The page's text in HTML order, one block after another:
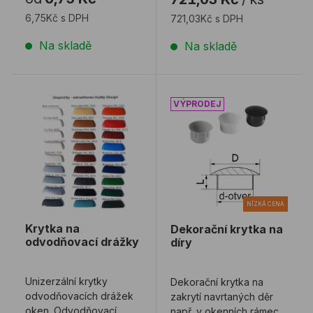
6,75Kč s DPH
Na skladě
721,03Kč s DPH
Na skladě
Krytka na odvodňovací drážky
Krytka na
odvodňovací drážky
Unizerzální krytky
odvodňovacích drážek
oken. Odvodňovací
Dekorační krytka na díry
NÍZKÁ CENA
Dekorační krytka na
díry
Dekorační krytka na
zakrytí navrtaných děr